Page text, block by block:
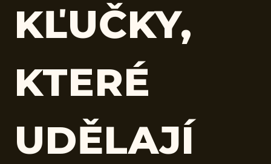
KĽUČKY,
KTERÉ
UDĚLAJÍ